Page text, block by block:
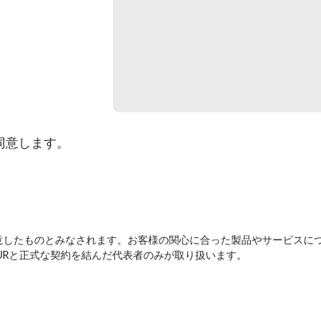
します。
したものとみなされます。お客様の関心に合った製品やサービスに
正式な契約を結んだ代表者のみが取り扱います。